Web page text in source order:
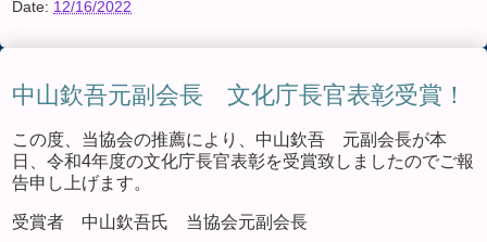
Date: 12/16/2022
中山欽吾元副会長 文化庁長官表彰受賞！
この度、当協会の推薦により、中山欽吾 元副会長が本
日、令和4年度の文化庁長官表彰を受賞致しましたのでご報
告申し上げます。
受賞者 中山欽吾氏 当協会元副会長